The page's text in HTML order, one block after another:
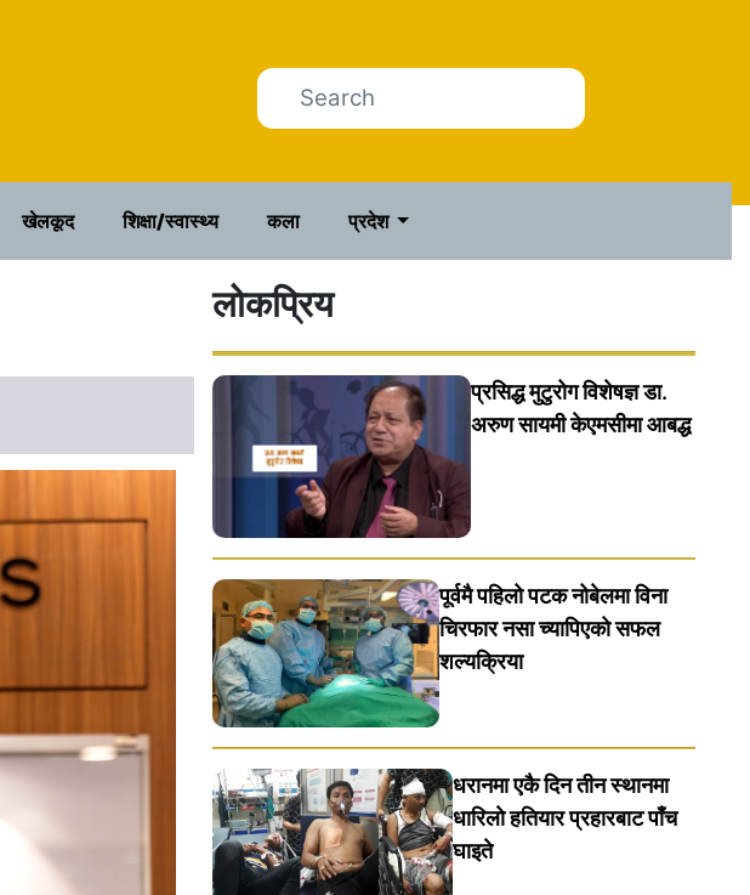
खेलकूद शिक्षा/स्वास्थ्य कला प्रदेश
लोकप्रिय
प्रसिद्ध मुटुरोग विशेषज्ञ डा.
अरुण सायमी केएमसीमा आबद्ध
पूर्वमै पहिलो पटक नोबेलमा विना
चिरफार नसा च्यापिएको सफल
शल्यक्रिया
धरानमा एकै दिन तीन स्थानमा
धारिलाे हतियार प्रहारबाट पाँच
घाइते